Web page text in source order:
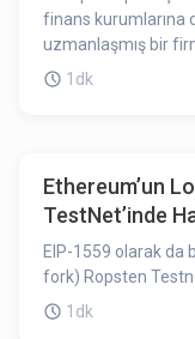
finans kurumlarına
uzmanlaşmış bir
1dk
Ethereum’un
TestNet’inde
EIP-1559 olarak da
fork) Ropsten
1dk